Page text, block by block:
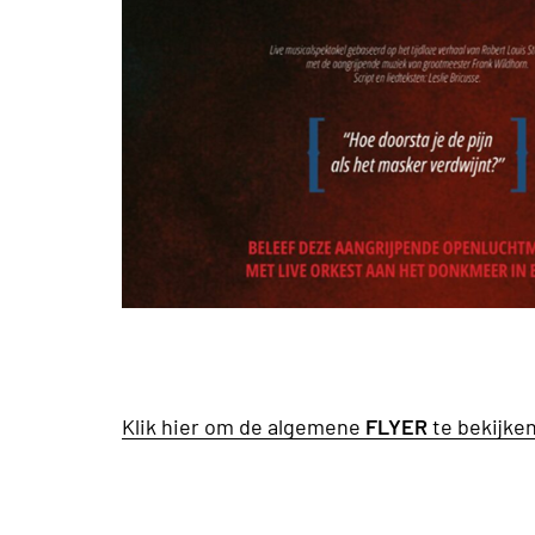
Klik hier om de algemene FLYERte